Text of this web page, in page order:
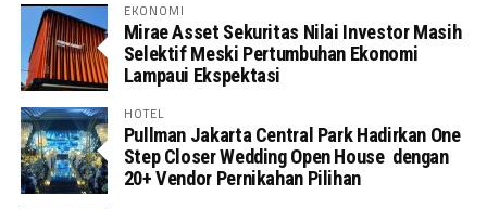
EKONOMI
Mirae Asset Sekuritas Nilai Investor Masih
Selektif Meski Pertumbuhan Ekonomi
Lampaui Ekspektasi
HOTEL
Pullman Jakarta Central Park Hadirkan One
Step Closer Wedding Open House dengan
20+ Vendor Pernikahan Pilihan